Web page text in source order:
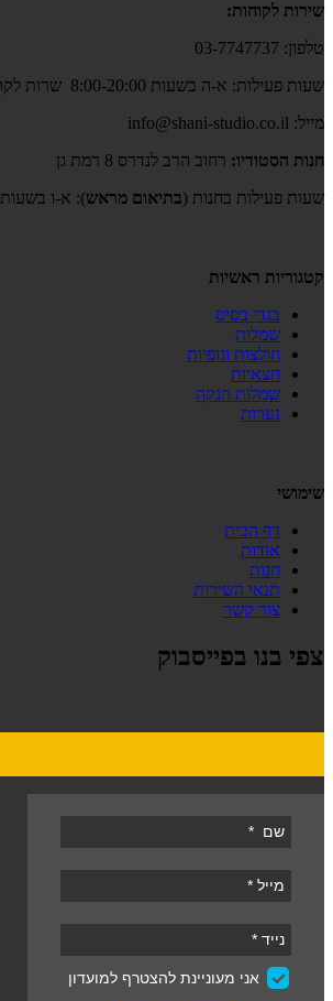
שירות לקוחות:
טלפון: 03-7747737
שעות פעילות: א-ה בשעות 8:00-20:00 שרות לקוחות
מייל: info@shani-studio.co.il
חנות הסטודיו: רחוב הרב לנדרס 8 רמת גן
שעות פעילות בחנות (בתיאום מראש): א-ו בשעות 10:00-14:00, ובנוסף א,ב,ד,ה גם בשעות 17:00-19:00
קטגוריות ראשיות
בגדי בסיס
שמלות
חולצות וגופיות
חצאיות
שמלות הנקה
נערות
שימושי
דף הבית
אודות
חנות
תנאי השירות
צור קשר
צפי בנו בפייסבוק